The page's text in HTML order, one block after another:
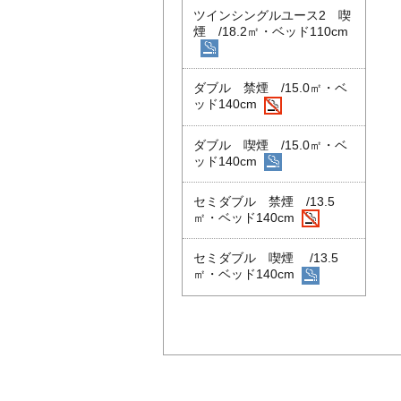
ツインシングルユース2 喫
煙 /18.2㎡・ベッド110cm
ダブル 禁煙 /15.0㎡・ベ
ッド140cm
ダブル 喫煙 /15.0㎡・ベ
ッド140cm
セミダブル 禁煙 /13.5
㎡・ベッド140cm
セミダブル 喫煙 /13.5
㎡・ベッド140cm